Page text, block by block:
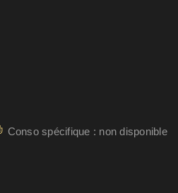
Conso spécifique : non disponible